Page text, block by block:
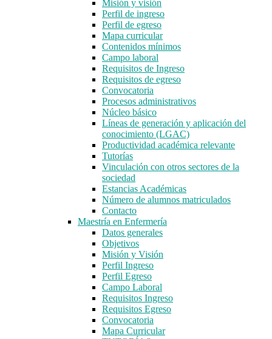
Misión y visión
Perfil de ingreso
Perfil de egreso
Mapa curricular
Contenidos mínimos
Campo laboral
Requisitos de Ingreso
Requisitos de egreso
Convocatoria
Procesos administrativos
Núcleo básico
Líneas de generación y aplicación del
conocimiento (LGAC)
Productividad académica relevante
Tutorías
Vinculación con otros sectores de la
sociedad
Estancias Académicas
Número de alumnos matriculados
Contacto
Maestría en Enfermería
Datos generales
Objetivos
Misión y Visión
Perfil Ingreso
Perfil Egreso
Campo Laboral
Requisitos Ingreso
Requisitos Egreso
Convocatoria
Mapa Curricular